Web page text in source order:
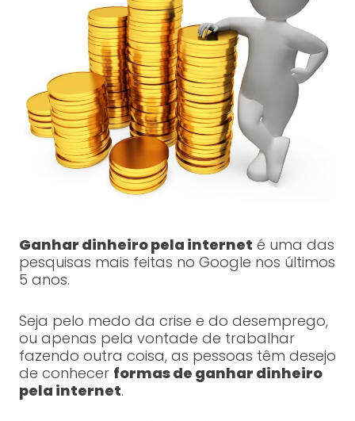
Ganhar dinheiro pela internet é uma das
pesquisas mais feitas no Google nos últimos
5 anos.
Seja pelo medo da crise e do desemprego,
ou apenas pela vontade de trabalhar
fazendo outra coisa, as pessoas têm desejo
de conhecer formas de ganhar dinheiro
pela internet.